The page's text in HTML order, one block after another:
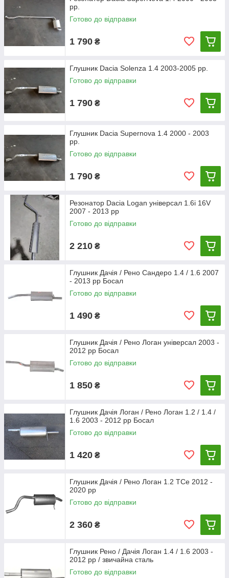
рр.
Готово до відправки
1 790 ₴
Глушник Dacia Solenza 1.4 2003-2005 рр.
Готово до відправки
1 790 ₴
Глушник Dacia Supernova 1.4 2000 - 2003
рр.
Готово до відправки
1 790 ₴
Резонатор Dacia Logan універсал 1.6i 16V
2007 - 2013 рр
Готово до відправки
2 210 ₴
Глушник Дачія / Рено Сандеро 1.4 / 1.6 2007
- 2013 рр Босал
Готово до відправки
1 490 ₴
Глушник Дачія / Рено Логан універсал 2003 -
2012 рр Босал
Готово до відправки
1 850 ₴
Глушник Дачія Логан / Рено Логан 1.2 / 1.4 /
1.6 2003 - 2012 рр Босал
Готово до відправки
1 420 ₴
Глушник Дачія / Рено Логан 1.2 TCe 2012 -
2020 рр
Готово до відправки
2 360 ₴
Глушник Рено / Дачія Логан 1.4 / 1.6 2003 -
2012 рр / звичайна сталь
Готово до відправки